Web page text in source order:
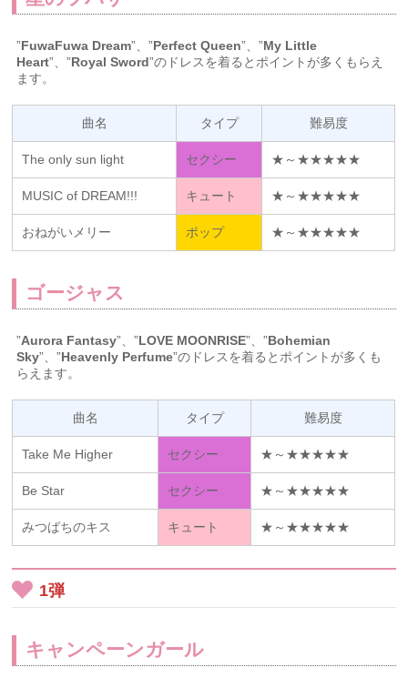
”FuwaFuwa Dream”、”Perfect Queen”、”My Little
Heart”、”Royal Sword”のドレスを着るとポイントが多くもらえ
ます。
曲名 タイプ 難易度
The only sun light セクシー ★～★★★★★
MUSIC of DREAM!!! キュート ★～★★★★★
おねがいメリー ポップ ★～★★★★★
ゴージャス
”Aurora Fantasy”、”LOVE MOONRISE”、”Bohemian
Sky”、”Heavenly Perfume”のドレスを着るとポイントが多くも
らえます。
曲名 タイプ 難易度
Take Me Higher セクシー ★～★★★★★
Be Star セクシー ★～★★★★★
みつばちのキス キュート ★～★★★★★
1弾
キャンペーンガール